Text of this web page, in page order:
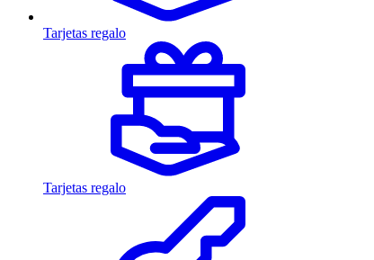
Tarjetas regalo
Tarjetas regalo